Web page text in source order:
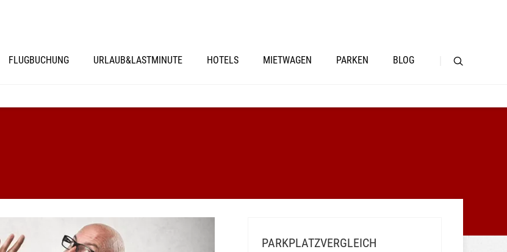
FLUGBUCHUNG URLAUB&LASTMINUTE HOTELS MIETWAGEN PARKEN BLOG
PARKPLATZVERGLEICH